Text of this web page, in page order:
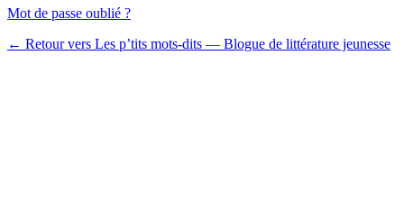
Mot de passe oublié ?
← Retour vers Les p’tits mots-dits ― Blogue de littérature jeunesse